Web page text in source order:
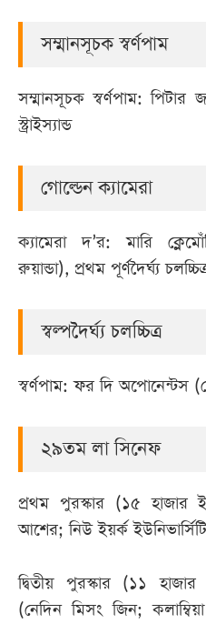
সম্মানসূচক স্বর্ণপাম
সম্মানসূচক স্বর্ণপাম: পিটার
স্ট্রাইস্যান্ড
গোল্ডেন ক্যামেরা
ক্যামেরা দ’র: মারি
রুয়ান্ডা), প্রথম পূর্ণদৈর্ঘ্য
স্বল্পদৈর্ঘ্য চলচ্চিত্র
স্বর্ণপাম: ফর দি অপোনেন্টস
২৯তম লা সিনেফ
প্রথম পুরস্কার (১৫ হাজার
আশের; নিউ ইয়র্ক
দ্বিতীয় পুরস্কার (১১
(নেদিন মিসং জিন; কলাম্বিয়া